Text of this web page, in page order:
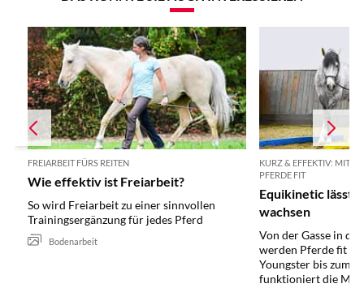
FREIARBEIT FÜRS REITEN
Wie effektiv ist Freiarbeit?
So wird Freiarbeit zu einer sinnvollen
Trainingsergänzung für jedes Pferd
Bodenarbeit
KURZ & EFFEKTIV: MIT
PFERDE FIT
Equikinetic lässt
wachsen
Von der Gasse in
werden Pferde fit
Youngster bis zum
funktioniert die